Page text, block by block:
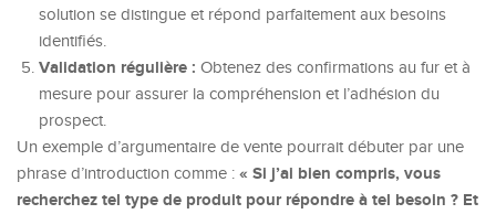
solution se distingue et répond parfaitement aux besoins
identifiés.
Validation régulière : Obtenez des confirmations au fur et à
mesure pour assurer la compréhension et l’adhésion du
prospect.
Un exemple d’argumentaire de vente pourrait débuter par une
phrase d’introduction comme : « Si j’ai bien compris, vous
recherchez tel type de produit pour répondre à tel besoin ? Et